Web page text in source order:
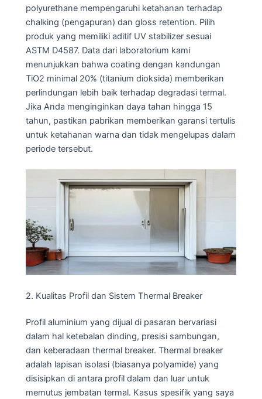
polyurethane mempengaruhi ketahanan terhadap
chalking (pengapuran) dan gloss retention. Pilih
produk yang memiliki aditif UV stabilizer sesuai
ASTM D4587. Data dari laboratorium kami
menunjukkan bahwa coating dengan kandungan
TiO2 minimal 20% (titanium dioksida) memberikan
perlindungan lebih baik terhadap degradasi termal.
Jika Anda menginginkan daya tahan hingga 15
tahun, pastikan pabrikan memberikan garansi tertulis
untuk ketahanan warna dan tidak mengelupas dalam
periode tersebut.
2. Kualitas Profil dan Sistem Thermal Breaker
Profil aluminium yang dijual di pasaran bervariasi
dalam hal ketebalan dinding, presisi sambungan,
dan keberadaan thermal breaker. Thermal breaker
adalah lapisan isolasi (biasanya polyamide) yang
disisipkan di antara profil dalam dan luar untuk
memutus jembatan termal. Kasus spesifik yang saya